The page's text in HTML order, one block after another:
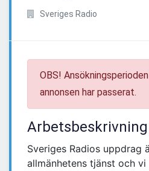
Sveriges Radio
OBS!
annonsen har passerat.
Arbetsbeskrivning
Sveriges Radios uppdrag
allmänhetens tjänst och vi